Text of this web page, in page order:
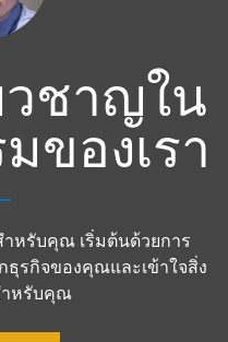
ชาญใน
ของเรา
หรับคุณ เริ่มต้นด้วยการ
รกิจของคุณและเข้าใจสิ่ง
หรับคุณ